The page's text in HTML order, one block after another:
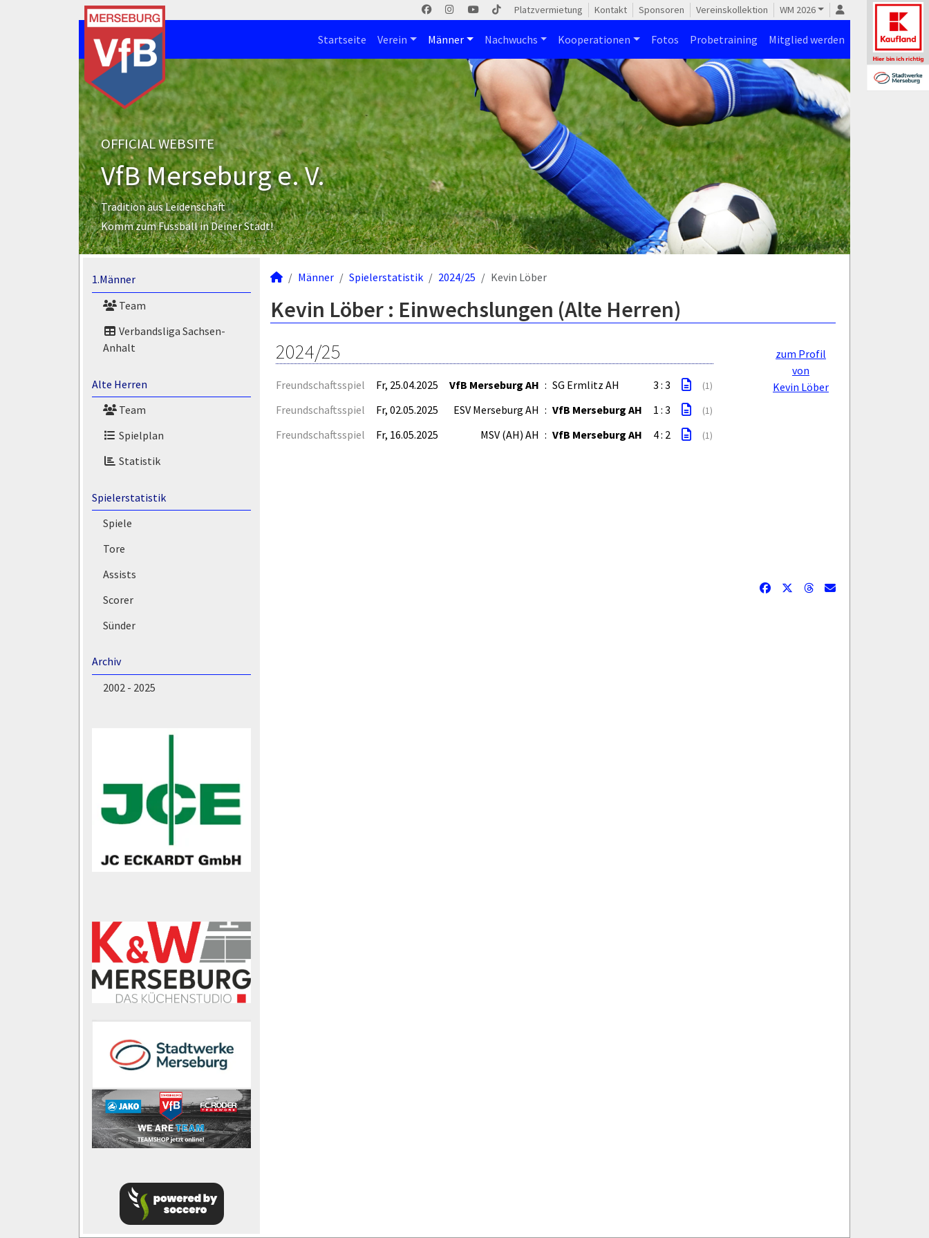
Platzvermietung Kontakt Sponsoren Vereinskollektion WM 2026
Startseite Verein Männer Nachwuchs Kooperationen Fotos Probetraining Mitglied werden
OFFICIAL WEBSITE
VfB Merseburg e. V.
Tradition aus Leidenschaft
Komm zum Fussball in Deiner Stadt!
1.Männer
Team
Verbandsliga Sachsen-
Anhalt
Alte Herren
Team
Spielplan
Statistik
Spielerstatistik
Spiele
Tore
Assists
Scorer
Sünder
Archiv
2002 - 2025
Männer Spielerstatistik 2024/25 Kevin Löber
Kevin Löber : Einwechslungen (Alte Herren)
zum Profil
von
Kevin Löber
2024/25
Freundschaftsspiel Fr, 25.04.2025 VfB Merseburg AH : SG Ermlitz AH 3 : 3 (1)
Freundschaftsspiel Fr, 02.05.2025 ESV Merseburg AH : VfB Merseburg AH 1 : 3 (1)
Freundschaftsspiel Fr, 16.05.2025 MSV (AH) AH : VfB Merseburg AH 4 : 2 (1)